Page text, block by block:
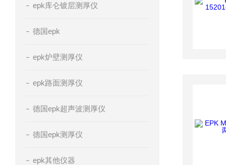
epk库仑镀层测厚仪
德国epk
epk炉壁测厚仪
epk路面测厚仪
德国epk超声波测厚仪
德国epk测厚仪
epk其他仪器